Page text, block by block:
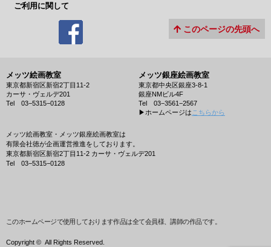
ご利用に関して
このページの先頭へ
メッツ絵画教室
東京都新宿区新宿2丁目11-2
カーサ・ヴェルデ201
Tel 03−5315−0128
メッツ銀座絵画教室
東京都中央区銀座3-8-1
銀座NMビル4F
Tel 03−3561−2567
▶︎ホームページは こちらから
メッツ絵画教室・メッツ銀座絵画教室は
有限会社徳が企画運営推進をしております。
東京都新宿区新宿2丁目11-2 カーサ・ヴェルデ201
Tel 03−5315−0128
このホームページで使用しております作品は全て会員様、講師の作品です。
Copyright © All Rights Reserved.